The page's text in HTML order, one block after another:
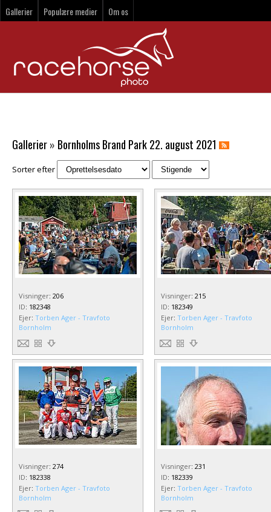
Gallerier Populære medier Om os
Gallerier» Bornholms Brand Park 22. august 2021
Sorter efter
Visninger: 206
ID: 182348
Ejer: Torben Ager - Travfoto
Bornholm
Visninger: 215
ID: 182349
Ejer: Torben Ager - Travfoto
Bornholm
Visninger: 274
ID: 182338
Ejer: Torben Ager - Travfoto
Bornholm
Visninger: 231
ID: 182339
Ejer: Torben Ager - Travfoto
Bornholm